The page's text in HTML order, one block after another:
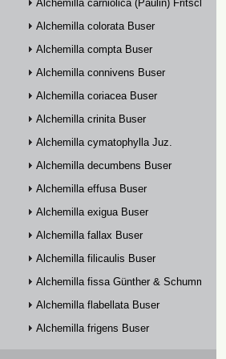
Alchemilla carniolica (Paulin) Fritsch
Alchemilla colorata Buser
Alchemilla compta Buser
Alchemilla connivens Buser
Alchemilla coriacea Buser
Alchemilla crinita Buser
Alchemilla cymatophylla Juz.
Alchemilla decumbens Buser
Alchemilla effusa Buser
Alchemilla exigua Buser
Alchemilla fallax Buser
Alchemilla filicaulis Buser
Alchemilla fissa Günther & Schummel
Alchemilla flabellata Buser
Alchemilla frigens Buser